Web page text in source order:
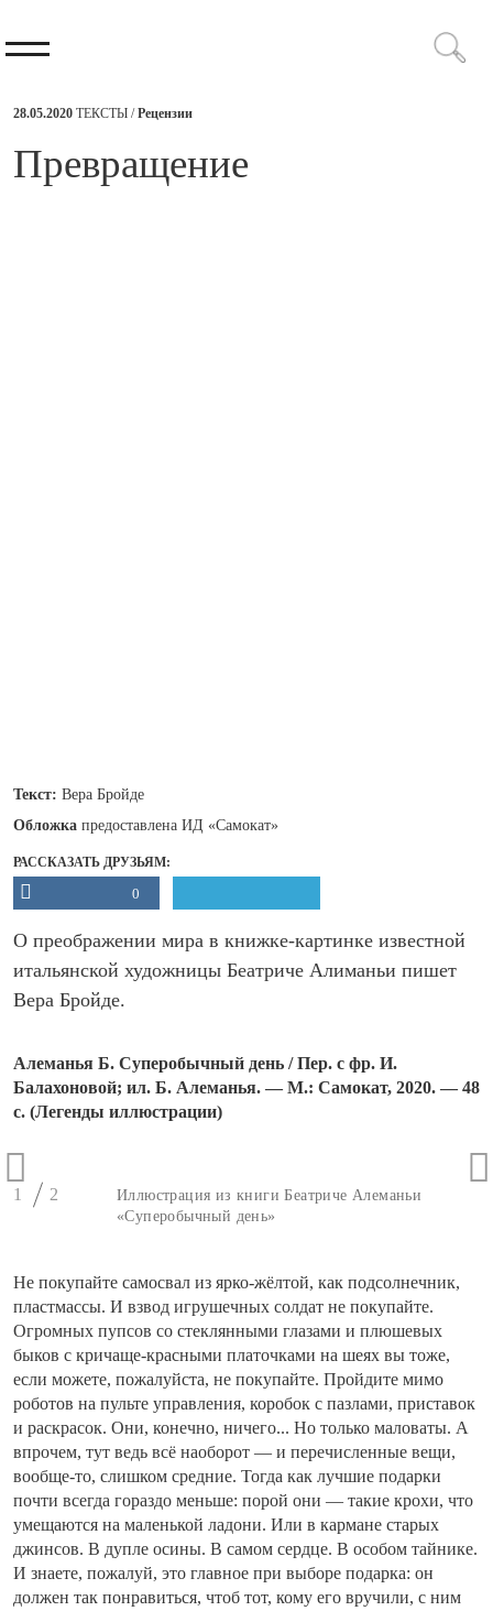
28.05.2020 ТЕКСТЫ /Рецензии
​Превращение
Текст: Вера Бройде
Обложка предоставлена ИД «Самокат»
РАССКАЗАТЬ ДРУЗЬЯМ:
0
О преображении мира в книжке-картинке известной
итальянской художницы Беатриче Алиманьи пишет
Вера Бройде.
Алеманья Б. Суперобычный день / Пер. с фр. И.
Балахоновой; ил. Б. Алеманья. — М.: Самокат, 2020. — 48
с. (Легенды иллюстрации)
Иллюстрация из книги Беатриче Алеманьи
«Суперобычный день»
1 2
Не покупайте самосвал из ярко-жёлтой, как подсолнечник,
пластмассы. И взвод игрушечных солдат не покупайте.
Огромных пупсов со стеклянными глазами и плюшевых
быков с кричаще-красными платочками на шеях вы тоже,
если можете, пожалуйста, не покупайте. Пройдите мимо
роботов на пульте управления, коробок с пазлами, приставок
и раскрасок. Они, конечно, ничего... Но только маловаты. А
впрочем, тут ведь всё наоборот — и перечисленные вещи,
вообще-то, слишком средние. Тогда как лучшие подарки
почти всегда гораздо меньше: порой они — такие крохи, что
умещаются на маленькой ладони. Или в кармане старых
джинсов. В дупле осины. В самом сердце. В особом тайнике.
И знаете, пожалуй, это главное при выборе подарка: он
должен так понравиться, чтоб тот, кому его вручили, с ним